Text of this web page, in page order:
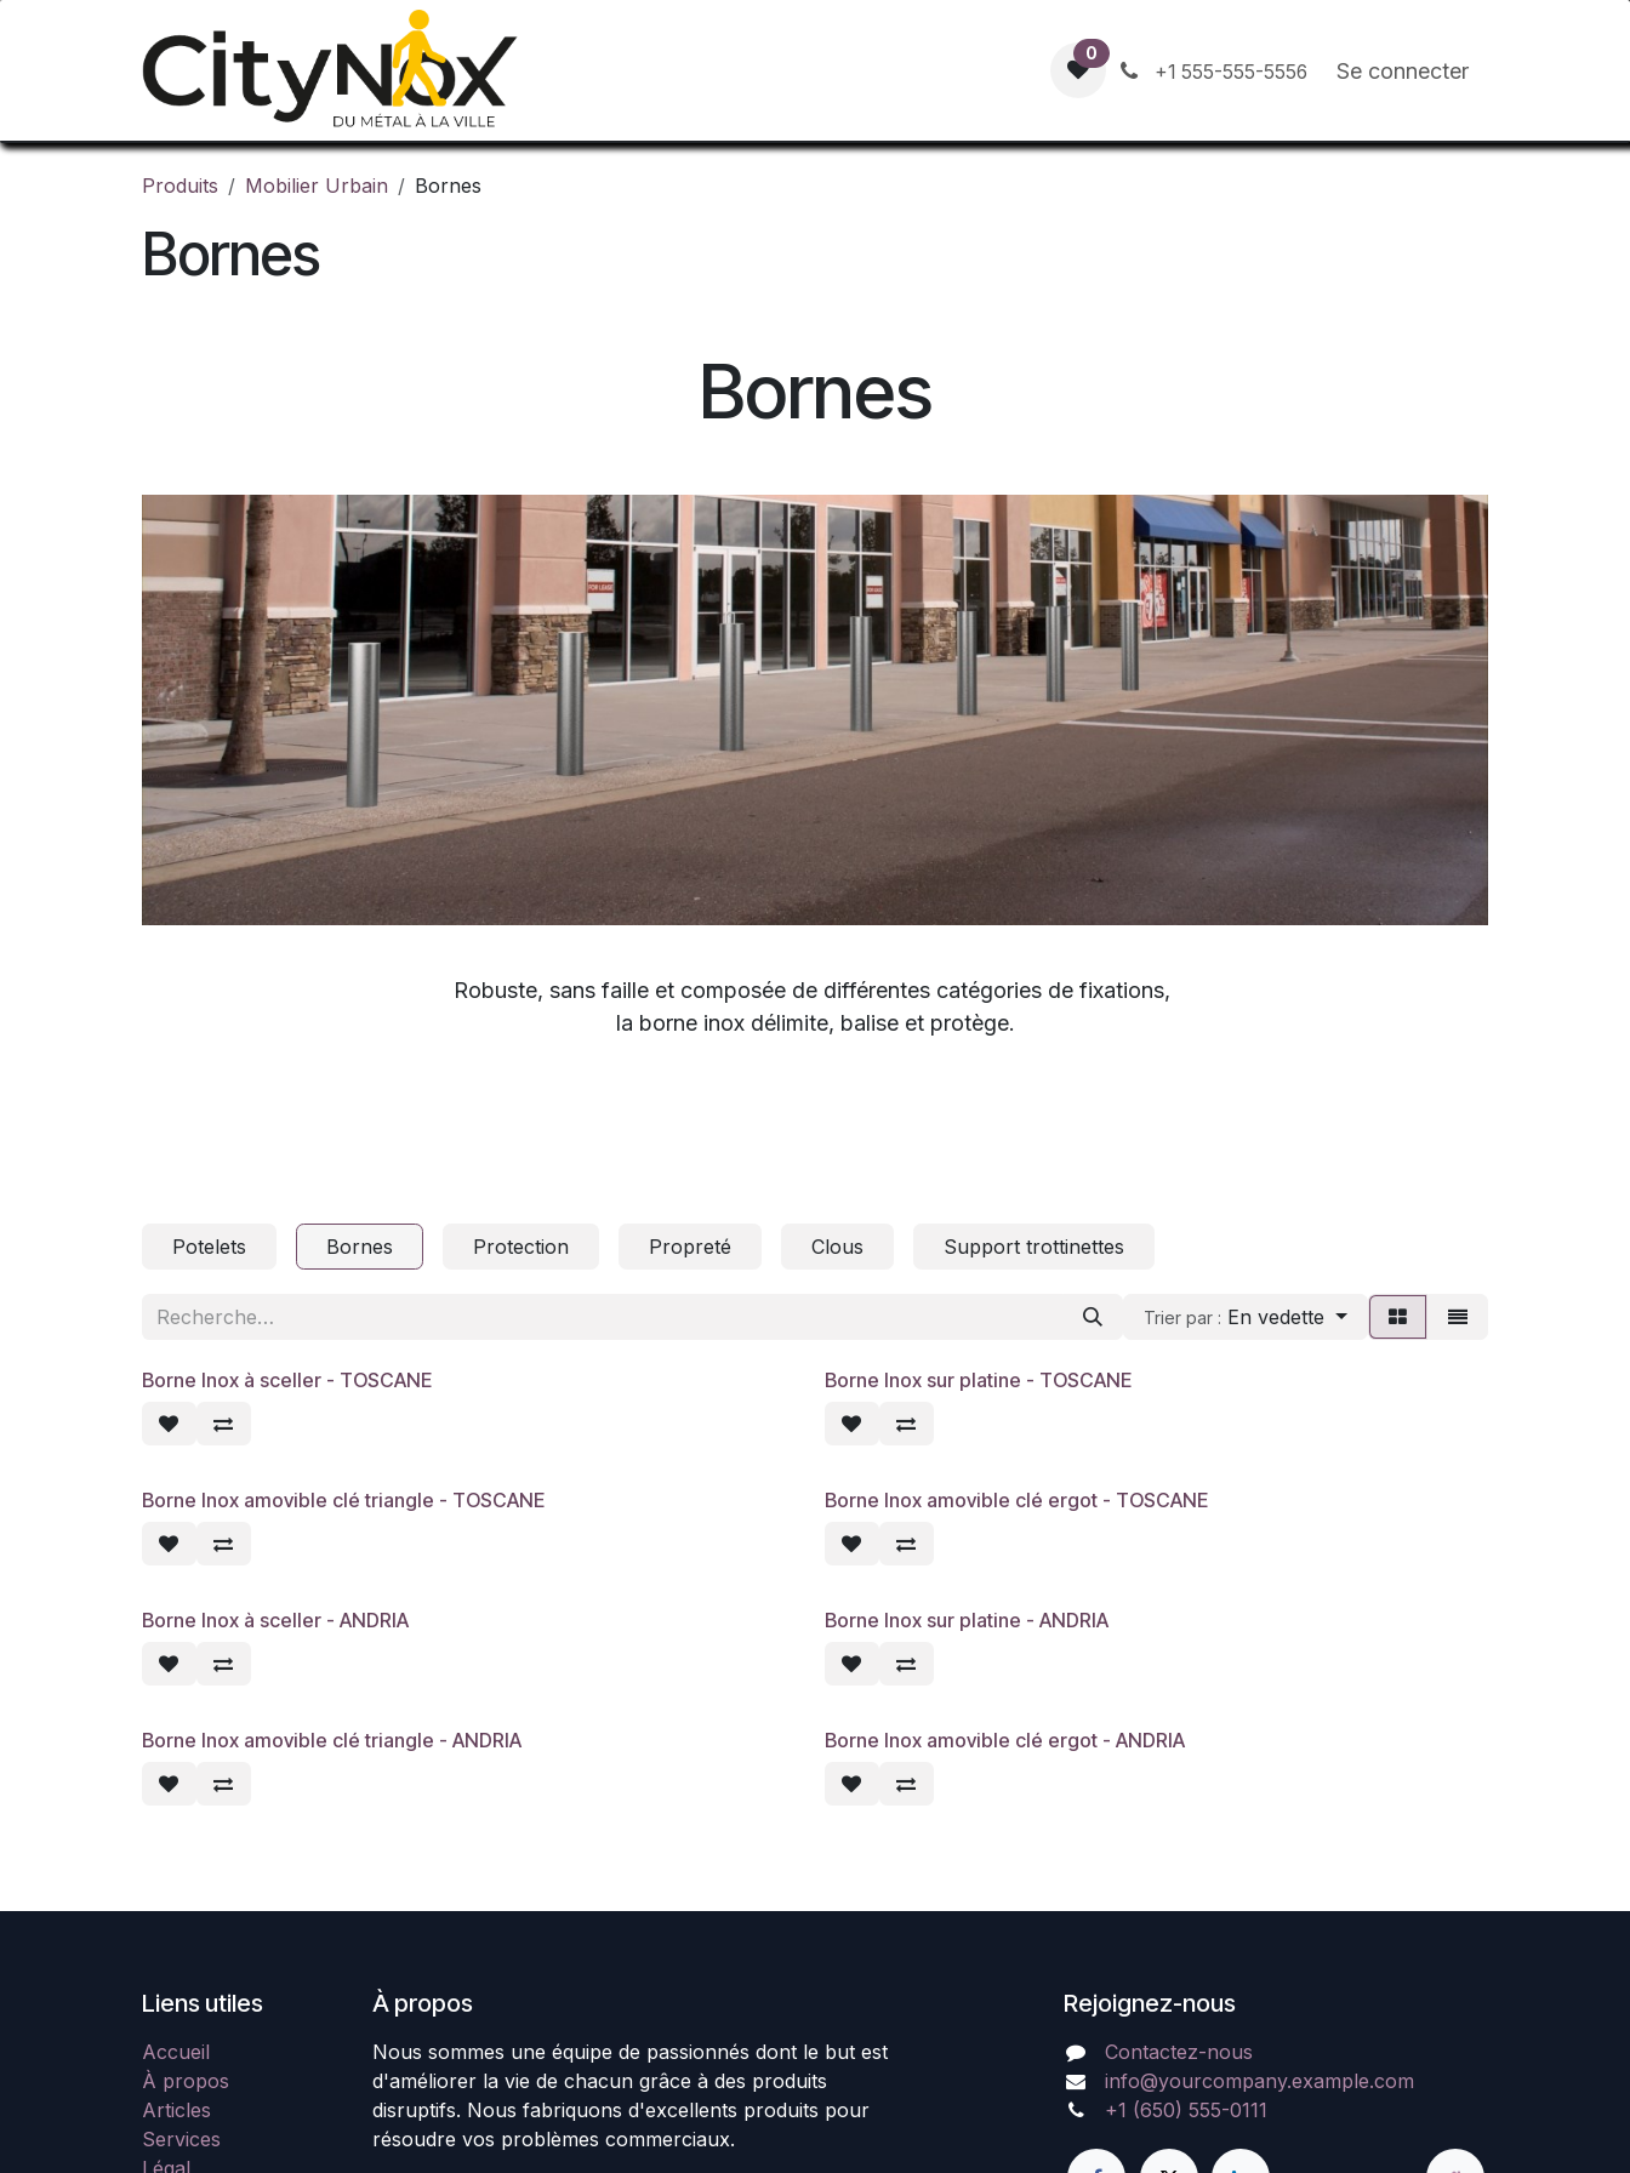
Documentation Contactez-nous Blog
0
+1 555-555-5556 Se connecter
Produits Mobilier Urbain Bornes
Bornes
Bornes
Robuste, sans faille et composée de différentes catégories de fixations,
la borne inox délimite, balise et protège.
Potelets Bornes Protection Propreté Clous Support trottinettes
Trier par : En vedette
Borne Inox à sceller - TOSCANE Borne Inox sur platine - TOSCANE
Borne Inox amovible clé triangle - TOSCANE Borne Inox amovible clé ergot - TOSCANE
Borne Inox à sceller - ANDRIA Borne Inox sur platine - ANDRIA
Borne Inox amovible clé triangle - ANDRIA Borne Inox amovible clé ergot - ANDRIA
Liens utiles
Accueil
À propos
Articles
Services
À propos
Nous sommes une équipe de passionnés dont le but est
d'améliorer la vie de chacun grâce à des produits
disruptifs. Nous fabriquons d'excellents produits pour
résoudre vos problèmes commerciaux.
Rejoignez-nous
Contactez-nous
info@yourcompany.example.com
+1 (650) 555-0111